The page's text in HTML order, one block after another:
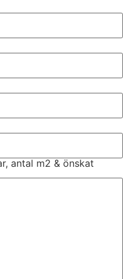
antal m2 & önskat